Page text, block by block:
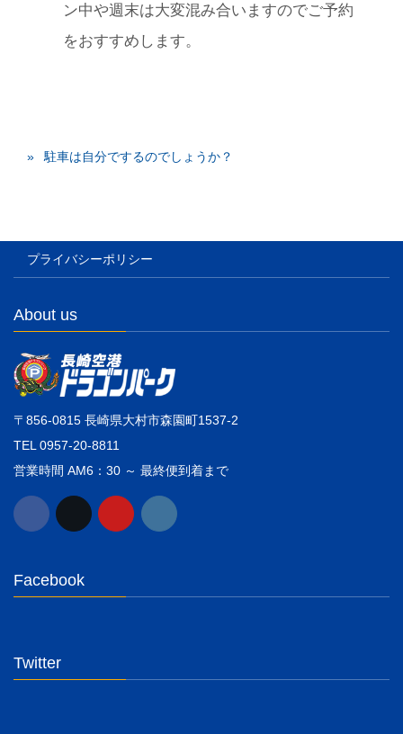
ン中や週末は大変混み合いますのでご予約
をおすすめします。
駐車は自分でするのでしょうか？
プライバシーポリシー
About us
〒856-0815 長崎県大村市森園町1537-2
TEL 0957-20-8811
営業時間 AM6：30 ～ 最終便到着まで
Facebook
Twitter